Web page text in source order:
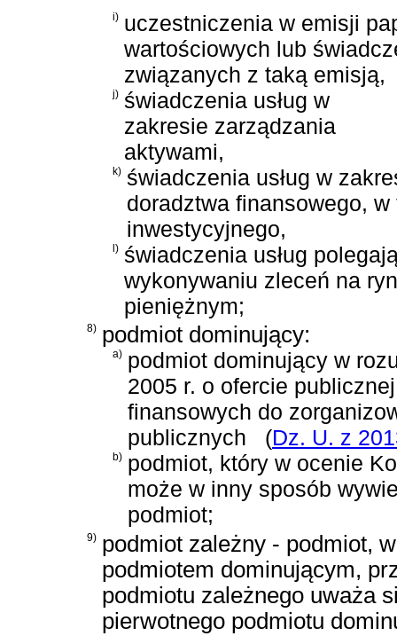
i) uczestniczenia w emisji
wartościowych lub
związanych z taką emisją,
j) świadczenia usług w
zakresie zarządzania
aktywami,
k) świadczenia usług w
doradztwa finansowego, w
inwestycyjnego,
l) świadczenia usług
wykonywaniu zleceń na
pieniężnym;
8) podmiot dominujący:
a) podmiot dominujący w
2005 r. o ofercie
finansowych do
publicznych
(Dz. U. z
b) podmiot, który w ocenie
może w inny sposób
podmiot;
9) podmiot zależny - podmiot,
podmiotem dominującym,
podmiotu zależnego uważa
pierwotnego podmiotu